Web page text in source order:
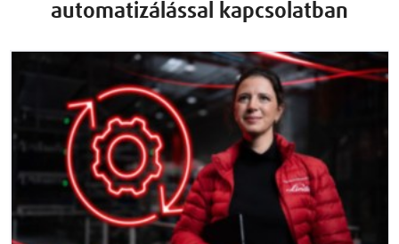
automatizálással kapcsolatban